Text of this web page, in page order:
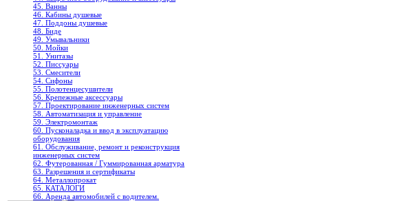
45. Ванны
46. Кабины душевые
47. Поддоны душевые
48. Биде
49. Умывальники
50. Мойки
51. Унитазы
52. Писсуары
53. Смесители
54. Сифоны
55. Полотенцесушители
56. Крепежные аксессуары
57. Проектирование инженерных систем
58. Автоматизация и управление
59. Электромонтаж
60. Пусконаладка и ввод в эксплуатацию
оборудования
61. Обслуживание, ремонт и реконструкция
инженерных систем
62. Футерованная / Гуммированная арматура
63. Разрешения и сертификаты
64. Металлопрокат
65. КАТАЛОГИ
66. Аренда автомобилей с водителем.